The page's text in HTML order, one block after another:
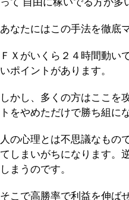
あなたにはこの手法を徹底
ＦＸがいくら２４時間動い
いポイントがあります。
しかし、多くの方はここを
トをやめただけで勝ち組に
人の心理とは不思議なもの
てしまいがちになります。
しまうのです。
そこで高勝率で利益を伸ば